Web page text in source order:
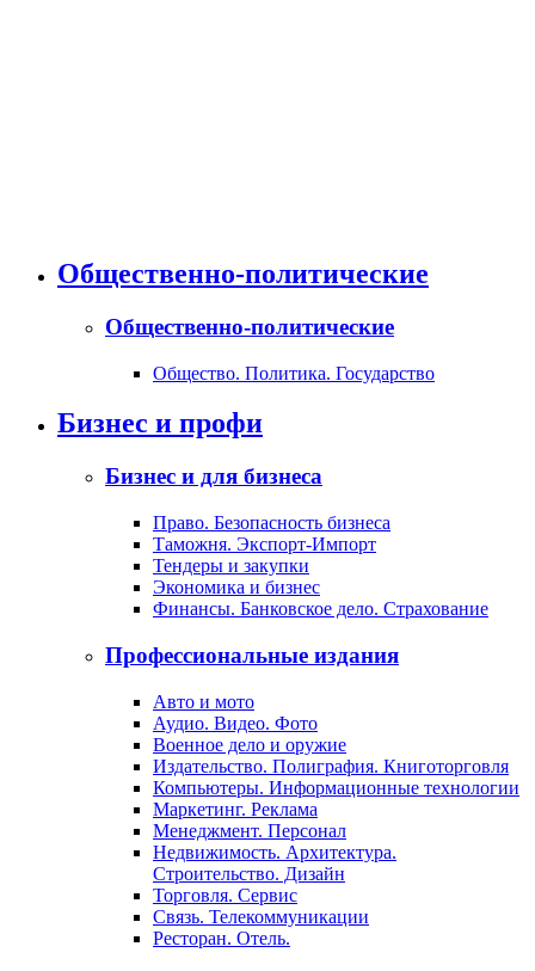
Общественно-политические
Общественно-политические
Общество. Политика. Государство
Бизнес и профи
Бизнес и для бизнеса
Право. Безопасность бизнеса
Таможня. Экспорт-Импорт
Тендеры и закупки
Экономика и бизнес
Финансы. Банковское дело. Страхование
Профессиональные издания
Авто и мото
Аудио. Видео. Фото
Военное дело и оружие
Издательство. Полиграфия. Книготорговля
Компьютеры. Информационные технологии
Маркетинг. Реклама
Менеджмент. Персонал
Недвижимость. Архитектура.
Строительство. Дизайн
Торговля. Сервис
Связь. Телекоммуникации
Ресторан. Отель.